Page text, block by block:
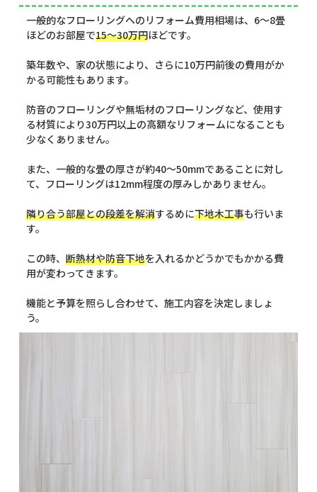
一般的なフローリングへのリフォーム費用相場は、6～8畳
ほどのお部屋で15～30万円ほどです。
築年数や、家の状態により、さらに10万円前後の費用がか
かる可能性もあります。
防音のフローリングや無垢材のフローリングなど、使用す
る材質により30万円以上の高額なリフォームになることも
少なくありません。
また、一般的な畳の厚さが約40～50mmであることに対し
て、フローリングは12mm程度の厚みしかありません。
隣り合う部屋との段差を解消するめに下地木工事も行いま
す。
この時、 断熱材や防音下地を入れるかどうかでもかかる費
用が変わってきます。
機能と予算を照らし合わせて、施工内容を決定しましょ
う。